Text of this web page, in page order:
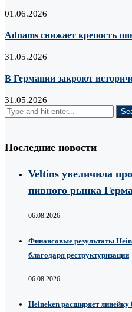
01.06.2026
Adnams снижает крепость
31.05.2026
В Германии закроют
31.05.2026
Последние новости
Veltins увеличила
пивного рынка
06.08.2026
Финансовые результаты
благодаря реструктуризации
06.08.2026
Heineken расширяет